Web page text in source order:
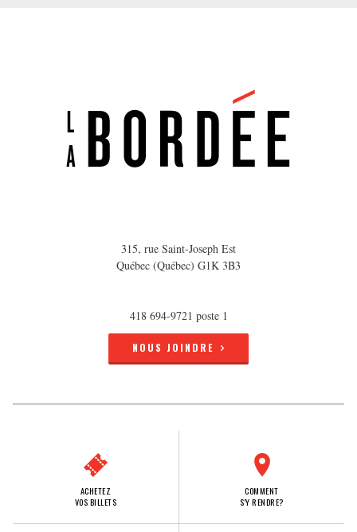
315, rue Saint-Joseph Est
Québec (Québec) G1K 3B3
418 694-9721 poste 1
NOUS JOINDRE
ACHETEZ
VOS BILLETS
COMMENT
S'Y RENDRE?